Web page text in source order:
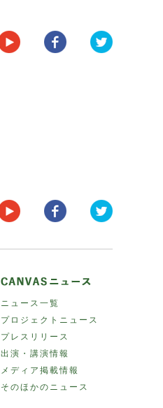
ニュース一覧
プロジェクトニュース
プレスリリース
出演・講演情報
メディア掲載情報
そのほかのニュース